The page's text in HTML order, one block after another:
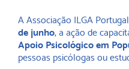
A Associação ILGA
de junho, a ação de
Apoio Psicológico em
pessoas psicólogas ou